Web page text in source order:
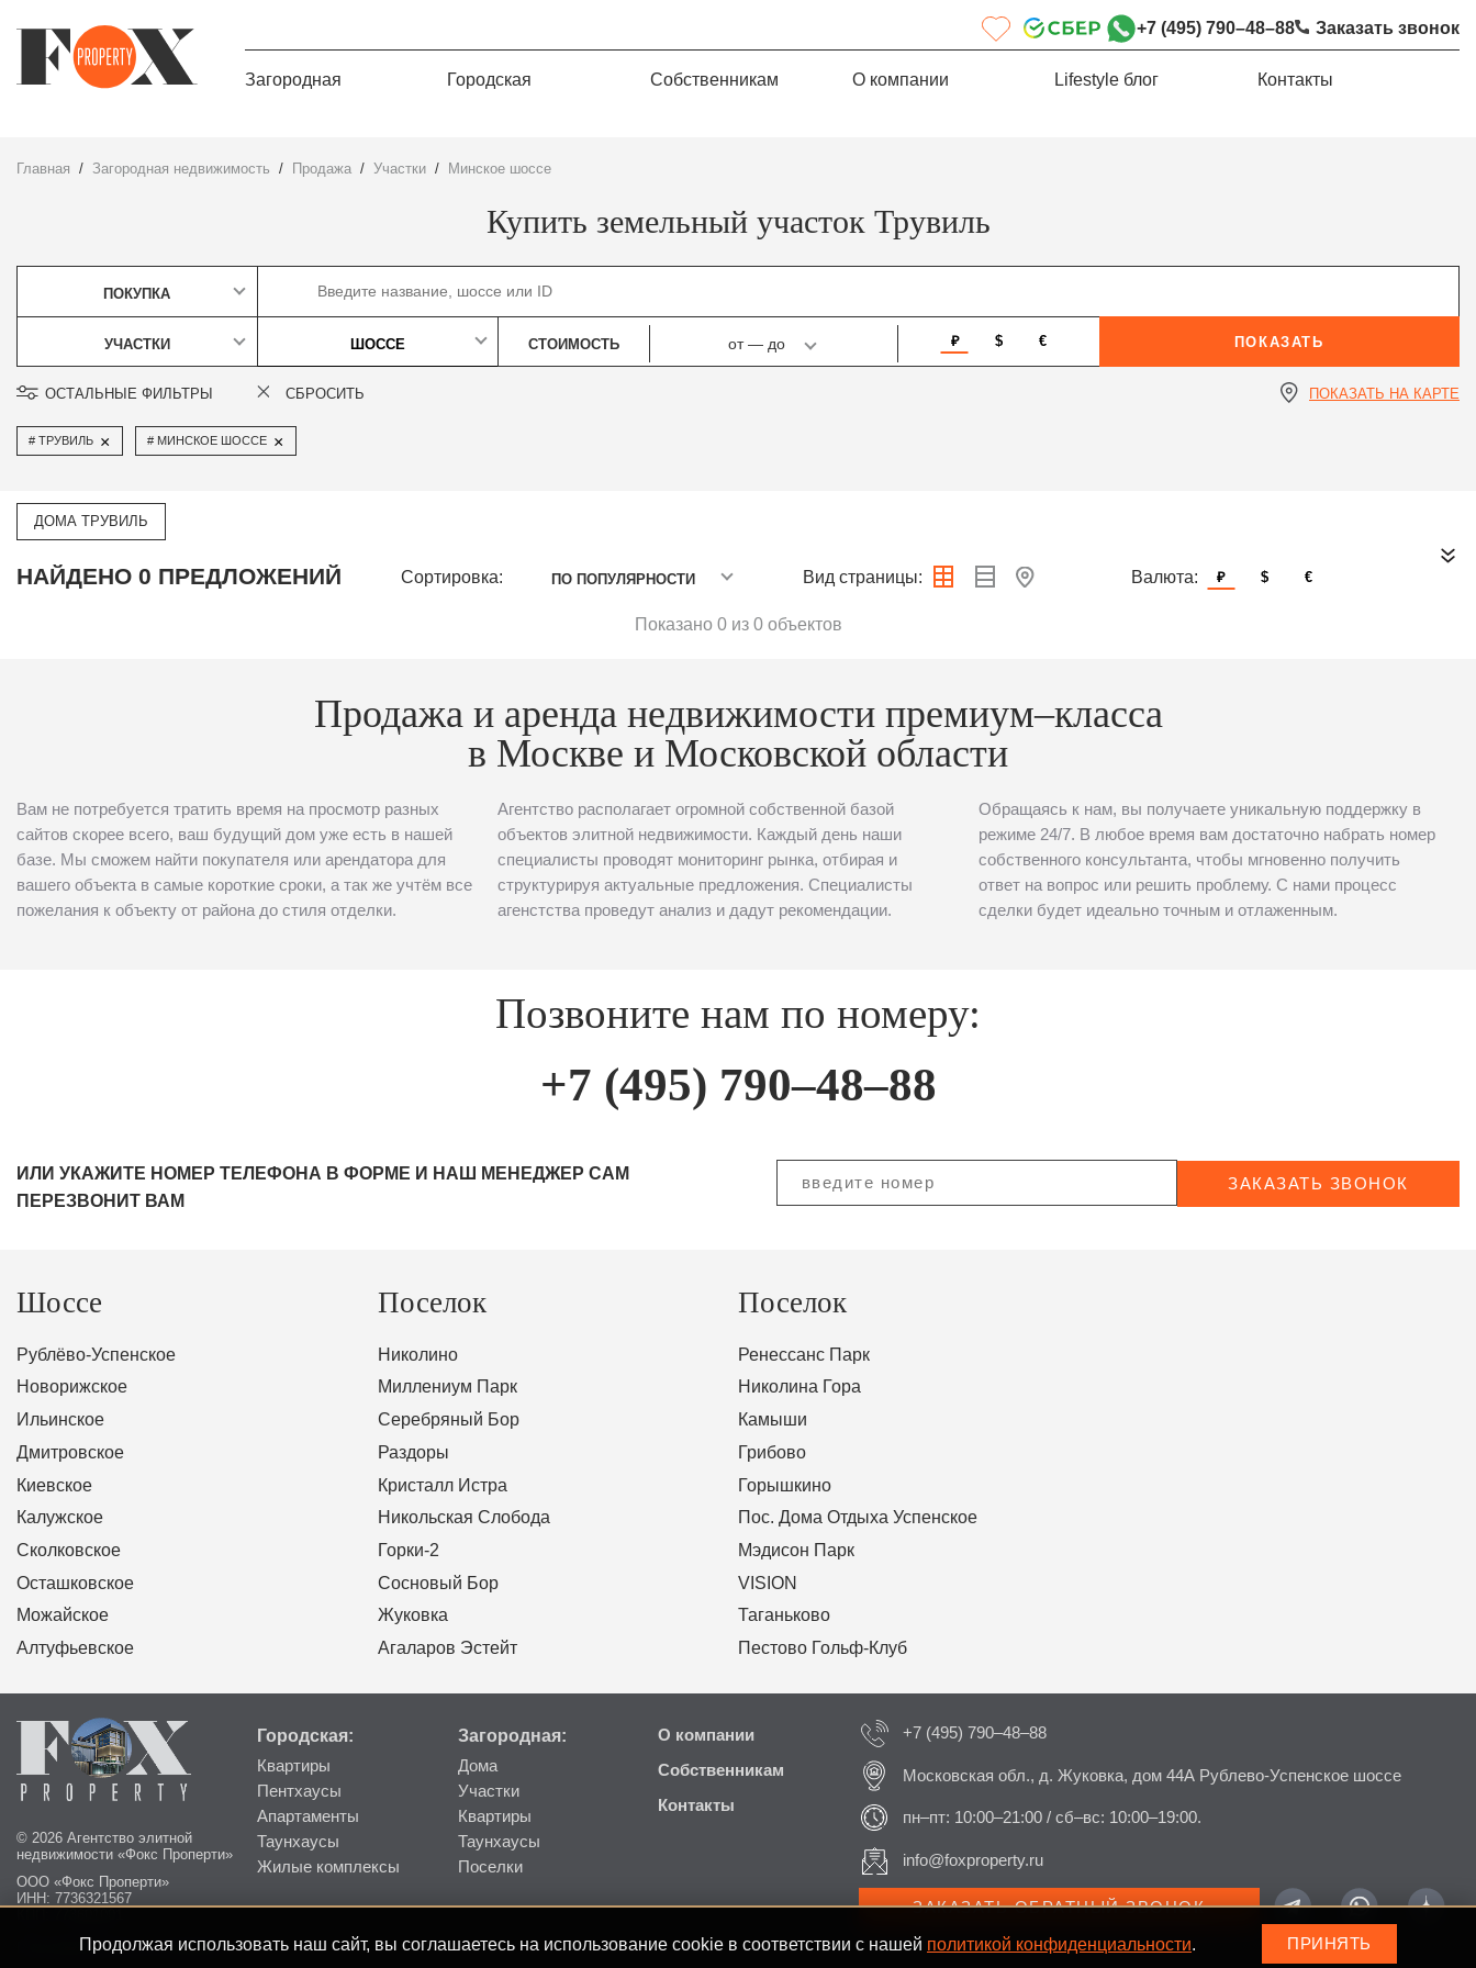
+7 (495) 790–48–88 Заказать звонок
Загородная Городская Собственникам О компании Lifestyle блог Контакты
Главная Загородная недвижимость Продажа участки Минское шоссе
Купить земельный участок Трувиль
ПОКУПКА
УЧАСТКИ ШОССЕ СТОИМОСТЬ от—до ₽ $ € ПОКАЗАТЬ
ОСТАЛЬНЫЕ ФИЛЬТРЫ СБРОСИТЬ ПОКАЗАТЬ НА КАРТЕ
ТРУВИЛЬ × МИНСКОЕ ШОССЕ ×
ДОМА ТРУВИЛЬ
НАЙДЕНО 0 ПРЕДЛОЖЕНИЙ Сортировка: ПО ПОПУЛЯРНОСТИ Вид страницы: Валюта: ₽ $ €
Показано 0 из 0 объектов
Продажа и аренда недвижимости премиум–класса
в Москве и Московской области
Вам не потребуется тратить время на просмотр разных
сайтов скорее всего, ваш будущий дом уже есть в нашей
базе. Мы сможем найти покупателя или арендатора для
вашего объекта в самые короткие сроки, а так же учтём все
пожелания к объекту от района до стиля отделки.
Агентство располагает огромной собственной базой
объектов элитной недвижимости. Каждый день наши
специалисты проводят мониторинг рынка, отбирая и
структурируя актуальные предложения. Специалисты
агенстства проведут анализ и дадут рекомендации.
Обращаясь к нам, вы получаете уникальную поддержку в
режиме 24/7. В любое время вам достаточно набрать номер
собственного консультанта, чтобы мгновенно получить
ответ на вопрос или решить проблему. С нами процесс
сделки будет идеально точным и отлаженным.
Позвоните нам по номеру:
+7 (495) 790–48–88
ИЛИ УКАЖИТЕ НОМЕР ТЕЛЕФОНА В ФОРМЕ И НАШ МЕНЕДЖЕР САМ
ПЕРЕЗВОНИТ ВАМ
ЗАКАЗАТЬ ЗВОНОК
Шоссе
Рублёво-Успенское
Новорижское
Ильинское
Дмитровское
Киевское
Калужское
Сколковское
Осташковское
Можайское
Алтуфьевское
Поселок
Николино
Миллениум Парк
Серебряный Бор
Раздоры
Кристалл Истра
Никольская Слобода
Горки-2
Сосновый Бор
Жуковка
Агаларов Эстейт
Поселок
Ренессанс Парк
Николина Гора
Камыши
Грибово
Горышкино
Пос. Дома Отдыха Успенское
Мэдисон Парк
VISION
Таганьково
Пестово Гольф-Клуб
© 2026 Агентство элитной
недвижимости «Фокс Проперти»
ООО «Фокс Проперти»
ИНН: 7736321567
Пользовательское соглашение
Городская:
Квартиры
Пентхаусы
Апартаменты
Таунхаусы
Жилые комплексы
Загородная:
Дома
Участки
Квартиры
Таунхаусы
Поселки
О компании
Собственникам
Контакты
+7 (495) 790–48–88
Московская обл., д. Жуковка, дом 44А Рублево-Успенское шоссе
пн–пт: 10:00–21:00 / сб–вс: 10:00–19:00.
info@foxproperty.ru
ЗАКАЗАТЬ ОБРАТНЫЙ ЗВОНОК
Продолжая использовать наш сайт, вы соглашаетесь на использование cookie в соответствии с нашей политикой конфиденциальности ПРИНЯТЬ